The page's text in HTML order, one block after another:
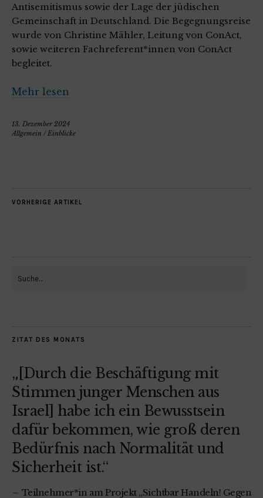
Antisemitismus sowie der Lage der jüdischen
Gemeinschaft in Deutschland. Die Begegnungsreise
wurde von Christine Mähler, Leitung von ConAct,
sowie weiteren Fachreferent*innen von ConAct
begleitet.
Mehr lesen
13. Dezember 2024
Allgemein /Einblicke
VORHERIGE ARTIKEL
ZITAT DES MONATS
„[Durch die Beschäftigung mit
Stimmen junger Menschen aus
Israel] habe ich ein Bewusstsein
dafür bekommen, wie groß deren
Bedürfnis nach Normalität und
Sicherheit ist.“
Teilnehmer*in am Projekt „Sichtbar Handeln! Gegen